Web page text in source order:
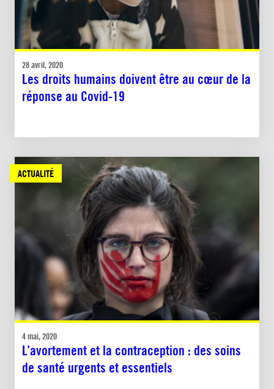
28 avril, 2020
Les droits humains doivent être au cœur de la
réponse au Covid-19
ACTUALITÉ
4 mai, 2020
L’avortement et la contraception : des soins
de santé urgents et essentiels